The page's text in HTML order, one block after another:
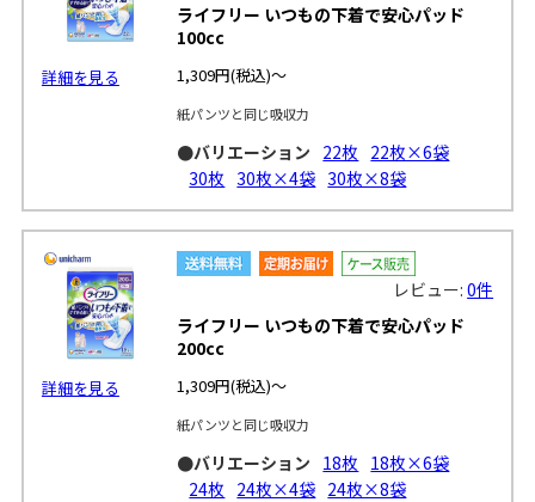
詳細を見る
ライフリー いつもの下着で安心パッド
100cc
1,309円(税込)～
紙パンツと同じ吸収力
●バリエーション 22枚 22枚×6袋
30枚 30枚×4袋 30枚×8袋
詳細を見る
レビュー:0件
ライフリー いつもの下着で安心パッド
200cc
1,309円(税込)～
紙パンツと同じ吸収力
●バリエーション 18枚 18枚×6袋
24枚 24枚×4袋 24枚×8袋